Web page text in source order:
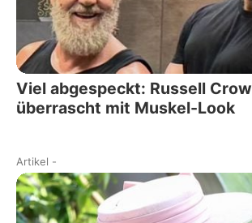
Viel abgespeckt: Russell
überrascht mit Muskel-Look
Artikel -